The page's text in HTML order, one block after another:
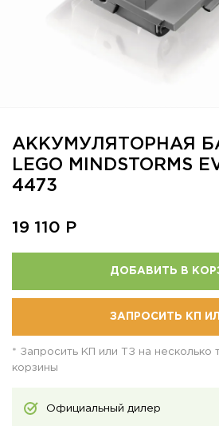
АККУМУЛЯТОРНАЯ
LEGO MINDSTORMS
4473
19 110 Р
ДОБАВИТЬ В
ЗАПРОСИТЬ КП
* Запросить КП или ТЗ на несколько
корзины
Официальный дилер